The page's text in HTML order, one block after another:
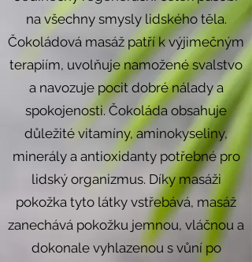
na všechny smysly lidského těla.
Čokoládová masáž patří k výjimečným
terapiím, uvolňuje namožené svalstvo
a navozuje pocit dobré nálady a
spokojenosti. Čokoláda obsahuje
důležité vitamíny, aminokyseliny,
minerály a antioxidanty potřebné pro
lidský organizmus. Díky masáži
pokožka tyto látky vstřebává, masáž
zanechává pokožku jemnou, vláčnou a
dokonale vyhlazenou s vůní po